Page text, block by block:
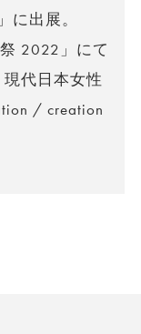
に出展。
祭 2022」にて
代日本女性
/ creation